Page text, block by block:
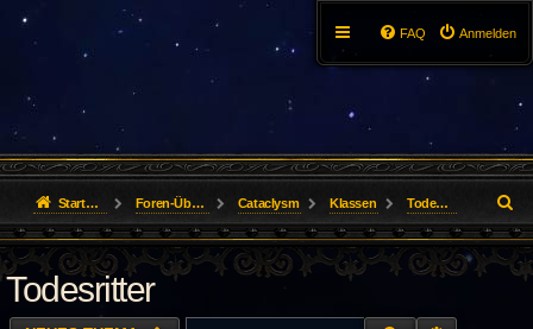
Anmelden
FAQ
Startseite Foren-Übersicht Cataclysm Klassen Todesritter
u
c
Todesritter